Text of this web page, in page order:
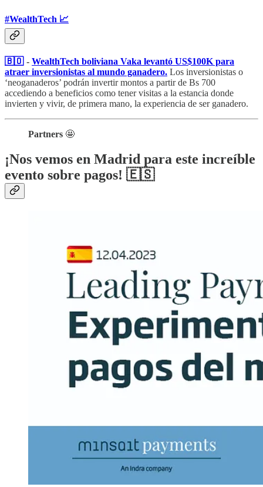
#WealthTech 📈
🇧🇴- WealthTech boliviana Vaka levantó US$100K para
atraer inversionistas al mundo ganadero. Los inversionistas o
‘neoganaderos’ podrán invertir montos a partir de Bs 700
accediendo a beneficios como tener visitas a la estancia donde
invierten y vivir, de primera mano, la experiencia de ser ganadero.
Partners 🤩
¡Nos vemos en Madrid para este increíble
evento sobre pagos! 🇪🇸